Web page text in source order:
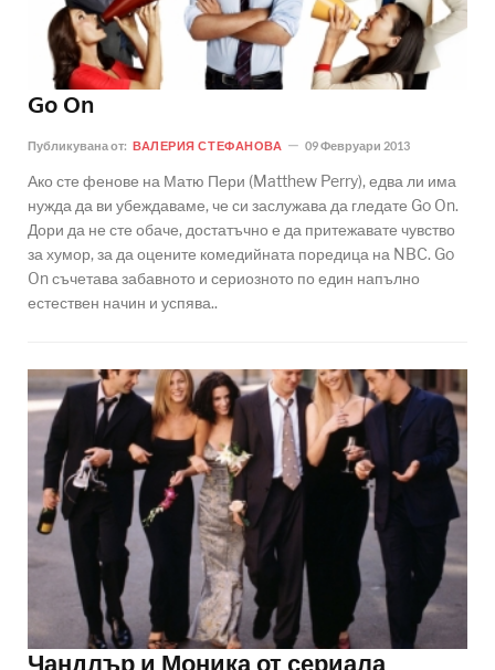
Go On
Публикувана от: ВАЛЕРИЯ СТЕФАНОВА 09 Февруари 2013
Ако сте фенове на Матю Пери (Matthew Perry), едва ли има
нужда да ви убеждаваме, че си заслужава да гледате Go On.
Дори да не сте обаче, достатъчно е да притежавате чувство
за хумор, за да оцените комедийната поредица на NBC. Go
On съчетава забавното и сериозното по един напълно
естествен начин и успява..